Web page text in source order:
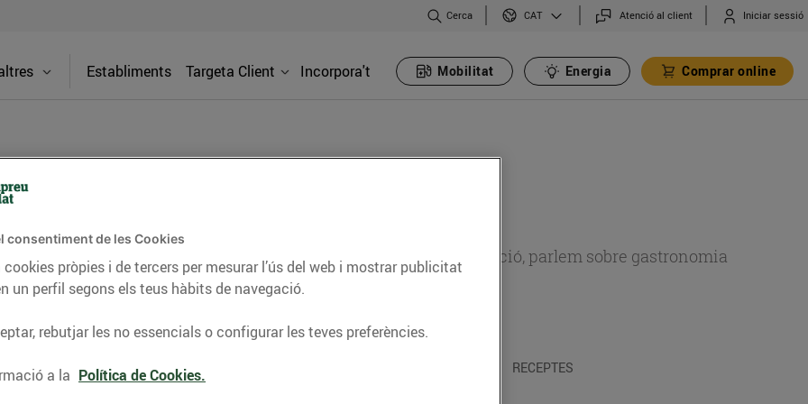
Cerca CAT Atenció al client Iniciar sessió
Establiments Targeta Client Incorpora't Mobilitat Energia Comprar online
consells nutricionals, informació d’actualitat sobre alimentació, parlem sobre gastronomia
del nostre territori i molts altres temes.
CONSELLS I HÀBITS SALUDABLES RECEPTES
consentiment de les Cookies
pròpies i de tercers per mesurar l’ús del web i mostrar publicitat
un perfil segons els teus hàbits de navegació.
rebutjar les no essencials o configurar les teves preferències.
a la Política de Cookies.